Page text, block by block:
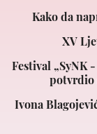
Kako da
XV
Festival „SyNK
potvrdio
Ivona